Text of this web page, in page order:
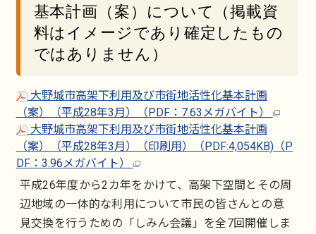
基本計画（案）について（掲載資
料はイメージであり確定したもの
ではありません）
大野城市高架下利用及び市街地活性化基本計画
（案）（平成28年3月）（PDF：7.63メガバイト）
大野城市高架下利用及び市街地活性化基本計画
（案）（平成28年3月）（印刷用）（PDF:4,054KB)（P
DF：3.96メガバイト）
平成26年度から2カ年をかけて、高架下空間とその周
辺地域の一体的な利用について市民の皆さんとの意
見交換を行うための「しみん会議」を全7回開催しま